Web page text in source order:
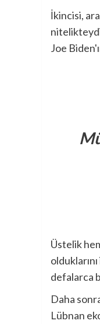
İkincisi,
Joe
Üstelik
defalarca
Daha
Lübnan